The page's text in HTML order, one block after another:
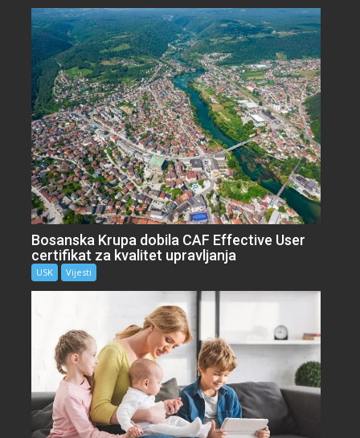
Bosanska Krupa dobila CAF Effective User
certifikat za kvalitet upravljanja
USK Vijesti